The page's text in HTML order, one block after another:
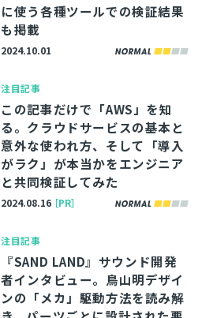
に使う各種ツールでの検証結果
も掲載
2024.10.01
注目記事
この記事だけで「AWS」を知
る。クラウドサービスの基本と
意外な使われ方、そして「導入
がラク」が本当かをエンジニア
と共同検証してみた
2024.08.16［PR］
注目記事
『SAND LAND』サウンド開発
者インタビュー。鳥山明デザイ
ンの「メカ」駆動方法を読み解